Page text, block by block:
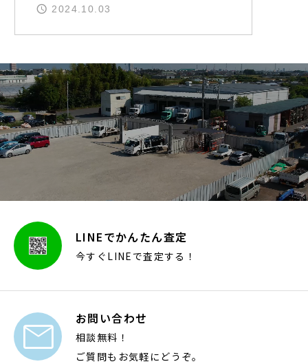
2024.10.03
LINEでかんたん査定
今すぐLINEで査定する！
 お問い合わせ
相談無料！
ご質問もお気軽にどうぞ。